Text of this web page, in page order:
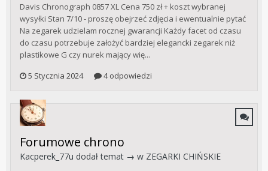
Davis Chronograph 0857 XL Cena 750 zł + koszt wybranej
wysyłki Stan 7/10 - proszę obejrzeć zdjęcia i ewentualnie pytać
Na zegarek udzielam rocznej gwarancji Każdy facet od czasu
do czasu potrzebuje założyć bardziej elegancki zegarek niż
plastikowe G czy nurek mający wię...
5 Stycznia 2024
4 odpowiedzi
Forumowe chrono
Kacperek_77u dodał temat → w ZEGARKI CHIŃSKIE